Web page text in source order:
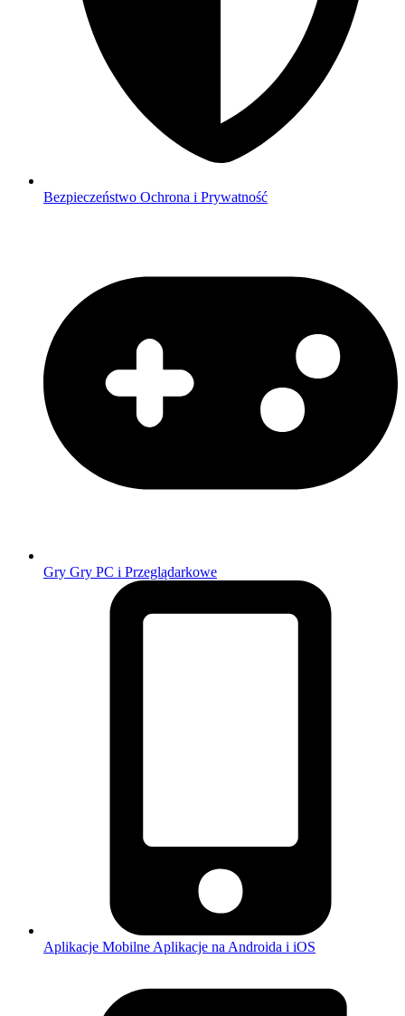
Bezpieczeństwo Ochrona i Prywatność
Gry Gry PC i Przeglądarkowe
Aplikacje Mobilne Aplikacje na Androida i iOS